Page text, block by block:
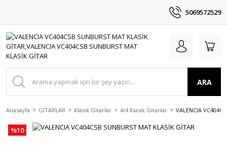
5069572529
ARA
Anasayfa GİTARLAR Klasik Gitarlar 4/4 Klasik Gitarlar VALENCIA
%10